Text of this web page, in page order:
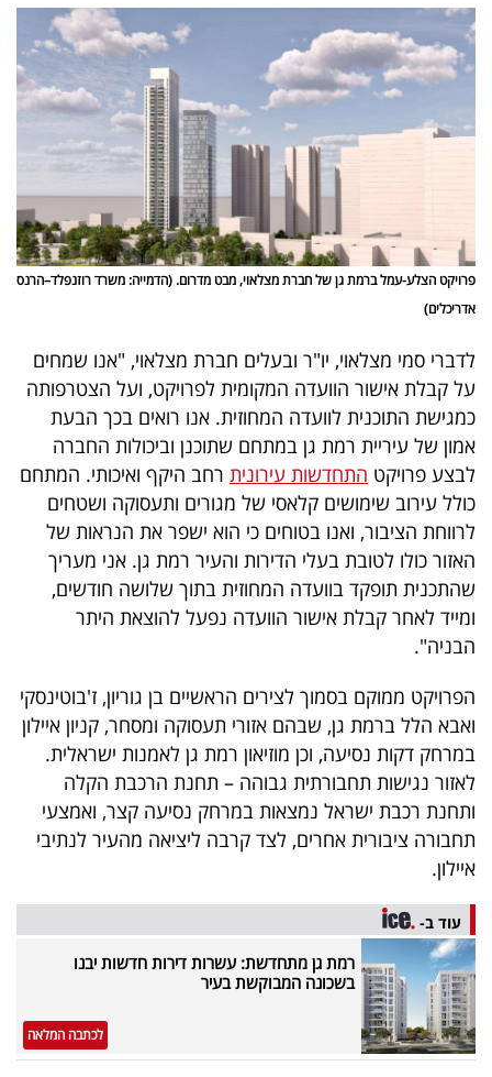
אדום
באייס
פרויקט הצלע-עמל ברמת גן של חברת מצלאוי, מבט מדרום. (הדמייה: משרד רוזנפלד–הרנס
אדריכלים)
לדברי סמי מצלאוי, יו"ר ובעלים חברת מצלאוי, "אנו שמחים
על קבלת אישור הוועדה המקומית לפרויקט, ועל הצטרפותה
כמגישת התוכנית לוועדה המחוזית. אנו רואים בכך הבעת
אמון של עיריית רמת גן במתחם שתוכנן וביכולות החברה
לבצע פרויקט התחדשות עירונית רחב היקף ואיכותי. המתחם
כולל עירוב שימושים קלאסי של מגורים ותעסוקה ושטחים
לרווחת הציבור, ואנו בטוחים כי הוא ישפר את הנראות של
האזור כולו לטובת בעלי הדירות והעיר רמת גן. אני מעריך
שהתכנית תופקד בוועדה המחוזית בתוך שלושה חודשים,
ומייד לאחר קבלת אישור הוועדה נפעל להוצאת היתר
הבניה".
הפרויקט ממוקם בסמוך לצירים הראשיים בן גוריון, ז'בוטינסקי
ואבא הלל ברמת גן, שבהם אזורי תעסוקה ומסחר, קניון איילון
במרחק דקות נסיעה, וכן מוזיאון רמת גן לאמנות ישראלית.
לאזור נגישות תחבורתית גבוהה – תחנת הרכבת הקלה
ותחנת רכבת ישראל נמצאות במרחק נסיעה קצר, ואמצעי
תחבורה ציבורית אחרים, לצד קרבה ליציאה מהעיר לנתיבי
איילון.
עוד ב-
רמת גן מתחדשת: עשרות דירות חדשות יבנו
בשכונה המבוקשת בעיר
לכתבה המלאה